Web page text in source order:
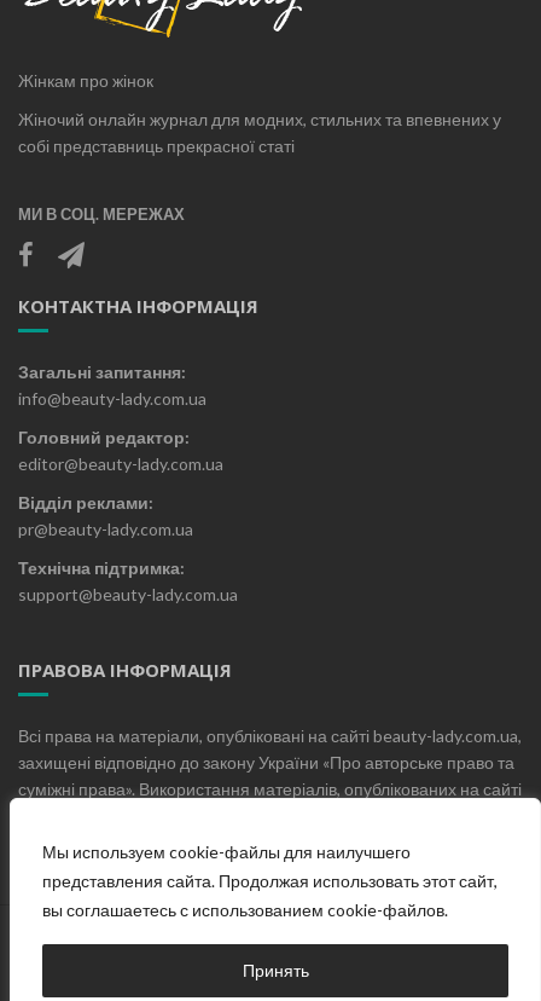
Мы используем cookie-файлы для наилучшего
представления сайта. Продолжая использовать этот сайт,
вы соглашаетесь с использованием cookie-файлов.
Принять
Жінкам про жінок
Жіночий онлайн журнал для модних, стильних та впевнених у
собі представниць прекрасної статі
МИ В СОЦ. МЕРЕЖАХ
КОНТАКТНА ІНФОРМАЦІЯ
Загальні запитання:
info@beauty-lady.com.ua
Головний редактор:
editor@beauty-lady.com.ua
Відділ реклами:
pr@beauty-lady.com.ua
Технічна підтримка:
support@beauty-lady.com.ua
ПРАВОВА ІНФОРМАЦІЯ
Всі права на матеріали, опубліковані на сайті beauty-lady.com.ua,
захищені відповідно до закону України «Про авторське право та
суміжні права». Використання матеріалів, опублікованих на сайті
допускається.
Головна Про проект Блог
Контакти
© Жіночий онлайн журнал «Beauty Lady», 2019-2025